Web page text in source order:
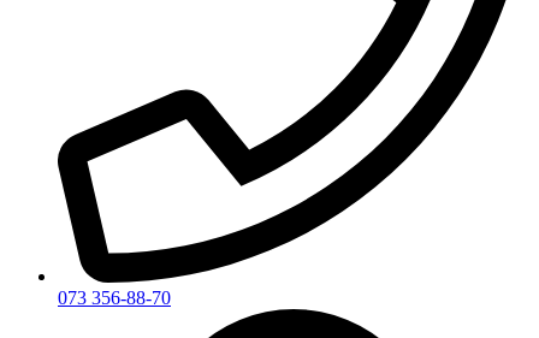
073 356-88-70